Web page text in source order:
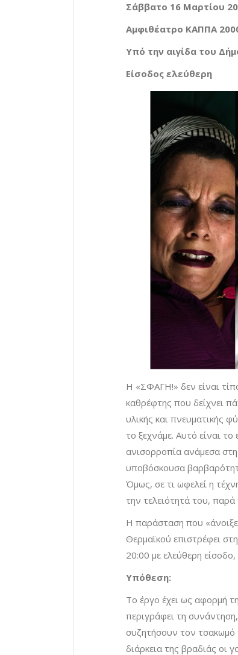
Σάββατο 16 Μαρτίου
Αμφιθέατρο ΚΑΠΠΑ
Υπό την αιγίδα του
Είσοδος ελεύθερη
Η «ΣΦΑΓΗ!» δεν είναι
καθρέφτης που δείχνει
υλικής και πνευματικής
το ξεχνάμε. Αυτό είναι
ανισορροπία ανάμεσα
υποβόσκουσα
Όμως, σε τι ωφελεί η
την τελειότητά του,
Η παράσταση που
Θερμαϊκού επιστρέφει
20:00 με ελεύθερη
Υπόθεση:
Tο έργο έχει ως αφορμή
περιγράφει τη
συζητήσουν τον τσακωμό
διάρκεια της βραδιάς οι